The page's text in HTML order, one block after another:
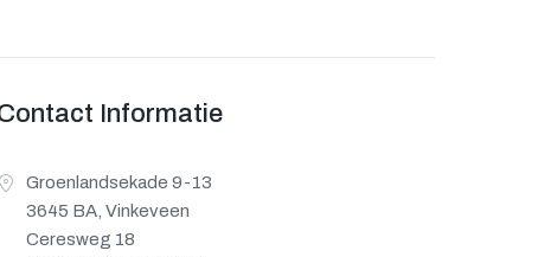
Informatie
Groenlandsekade 9-13
3645 BA, Vinkeveen
Ceresweg 18